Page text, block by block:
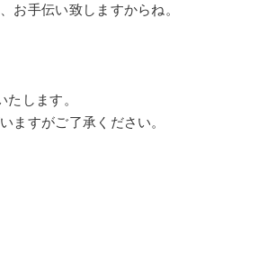
お手伝い致しますからね。
します。
ますがご了承ください。